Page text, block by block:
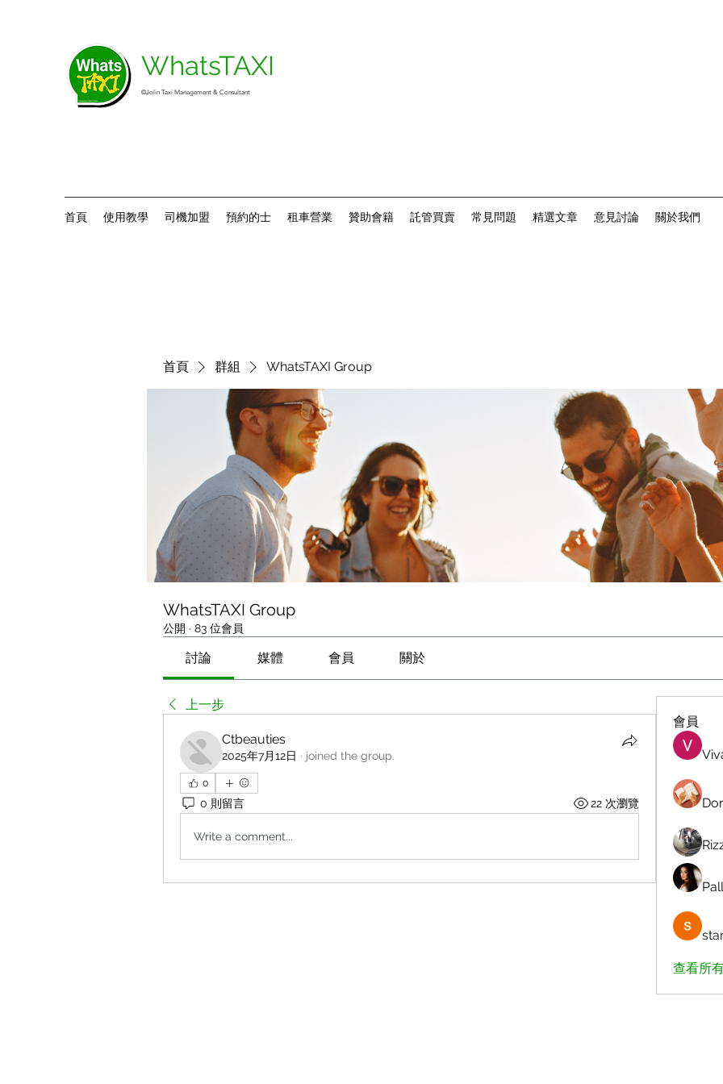
WhatsTAXI
©Jolin Taxi Management & Consultant
首頁 使用教學 司機加盟 預約的士 租車營業 贊助會籍 託管買賣 常見問題 精選文章 意見討論 關於我們
首頁 群組 WhatsTAXI Group
WhatsTAXI Group
公開 · 83 位會員
討論 媒體 會員 關於
上一步
Ctbeauties
2025年7月12日 · joined the group.
0
0 則留言 22 次瀏覽
Write a comment...
會員
查看所